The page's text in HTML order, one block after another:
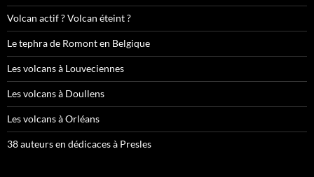
Volcan actif ? Volcan éteint ?
Le tephra de Romont en Belgique
Les volcans à Louveciennes
Les volcans à Doullens
Les volcans à Orléans
38 auteurs en dédicaces à Presles